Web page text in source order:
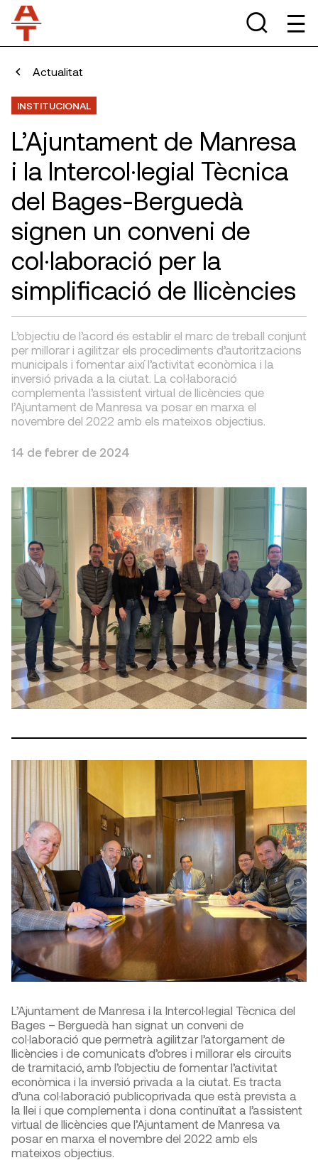
Actualitat
INSTITUCIONAL
L’Ajuntament de Manresa
i la Intercol·legial Tècnica
del Bages-Berguedà
signen un conveni de
col·laboració per la
simplificació de llicències
L’objectiu de l’acord és establir el marc de treball conjunt
per millorar i agilitzar els procediments d’autoritzacions
municipals i fomentar així l’activitat econòmica i la
inversió privada a la ciutat. La col·laboració
complementa l’assistent virtual de llicències que
l’Ajuntament de Manresa va posar en marxa el
novembre del 2022 amb els mateixos objectius.
14 de febrer de 2024
L’Ajuntament de Manresa i la Intercol·legial Tècnica del
Bages – Berguedà han signat un conveni de
col·laboració que permetrà agilitzar l’atorgament de
llicències i de comunicats d’obres i millorar els circuits
de tramitació, amb l’objectiu de fomentar l’activitat
econòmica i la inversió privada a la ciutat. Es tracta
d’una col·laboració publicoprivada que està prevista a
la llei i que complementa i dona continuïtat a l’assistent
virtual de llicències que l’Ajuntament de Manresa va
posar en marxa el novembre del 2022 amb els
mateixos objectius.